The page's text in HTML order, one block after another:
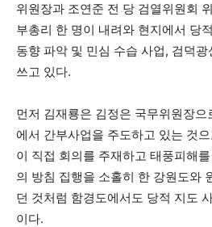
위원장과 조연준 전 당 검열위원회
부총리 한 명이 내려와 현지에서 당
동향 파악 및 민심 수습 사업, 검덕
쓰고 있다.
먼저 김재룡은 김정은 국무위원장으
에서 간부사업을 주도하고 있는 것
이 직접 회의를 주재하고 태풍피해
의 방침 집행을 소홀히 한 강원도와
던 것처럼 함경도에서도 당적 지도
이다.